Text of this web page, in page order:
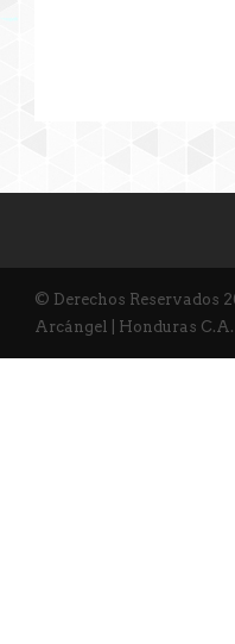
© Derechos Reservados
Arcángel | Honduras C.A.